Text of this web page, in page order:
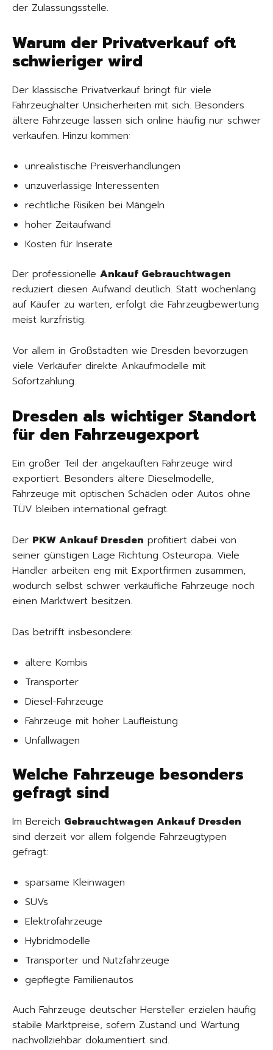
der Zulassungsstelle.
Warum der Privatverkauf oft
schwieriger wird
Der klassische Privatverkauf bringt für viele
Fahrzeughalter Unsicherheiten mit sich. Besonders
ältere Fahrzeuge lassen sich online häufig nur schwer
verkaufen. Hinzu kommen:
unrealistische Preisverhandlungen
unzuverlässige Interessenten
rechtliche Risiken bei Mängeln
hoher Zeitaufwand
Kosten für Inserate
Der professionelle Ankauf Gebrauchtwagen
reduziert diesen Aufwand deutlich. Statt wochenlang
auf Käufer zu warten, erfolgt die Fahrzeugbewertung
meist kurzfristig.
Vor allem in Großstädten wie Dresden bevorzugen
viele Verkäufer direkte Ankaufmodelle mit
Sofortzahlung.
Dresden als wichtiger Standort
für den Fahrzeugexport
Ein großer Teil der angekauften Fahrzeuge wird
exportiert. Besonders ältere Dieselmodelle,
Fahrzeuge mit optischen Schäden oder Autos ohne
TÜV bleiben international gefragt.
Der PKW Ankauf Dresden profitiert dabei von
seiner günstigen Lage Richtung Osteuropa. Viele
Händler arbeiten eng mit Exportfirmen zusammen,
wodurch selbst schwer verkäufliche Fahrzeuge noch
einen Marktwert besitzen.
Das betrifft insbesondere:
ältere Kombis
Transporter
Diesel-Fahrzeuge
Fahrzeuge mit hoher Laufleistung
Unfallwagen
Welche Fahrzeuge besonders
gefragt sind
Im Bereich Gebrauchtwagen Ankauf Dresden
sind derzeit vor allem folgende Fahrzeugtypen
gefragt:
sparsame Kleinwagen
SUVs
Elektrofahrzeuge
Hybridmodelle
Transporter und Nutzfahrzeuge
gepflegte Familienautos
Auch Fahrzeuge deutscher Hersteller erzielen häufig
stabile Marktpreise, sofern Zustand und Wartung
nachvollziehbar dokumentiert sind.